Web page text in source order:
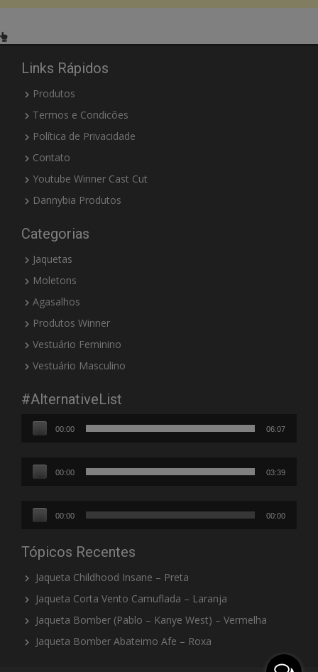
Links Rápidos
Produtos
Termos e Condicões
Política de Privacidade
Contato
Youtube Winner Cast Cut
Dannybia Produtos
Categorias
Jaquetas
Moletons
Agasalhos
Produtos Winner
Vestuário Feminino
Vestuário Masculino
#AlternativeList
Tocador
00:00 06:07
Tocador
00:00 03:39
Tocador
00:00 00:00
Tópicos Recentes
Jaqueta Childhood Insane – Preta
Jaqueta Corta Vento Camuflada – Laranja
Jaqueta Bomber (Pablo – Kanye West) – Vermelha
Jaqueta Bomber Abateimo Afe – Roxa